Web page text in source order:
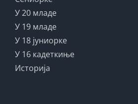
У 20 младе
У 19 младе
У 18 јуниорке
У 16 кадеткиње
Историја